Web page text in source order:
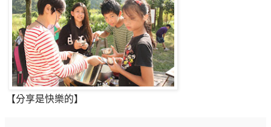
【分享是快樂的】